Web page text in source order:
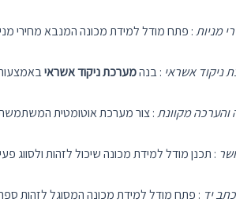
מניות: פתח מודל למידת מכונה המנבא מחירי
ניקוד אשראי : בנהמערכת ניקוד אשראי
מקוונת: צור מערכת אוטומטית המשתמשת
: תכנן מודל למידת מכונה שיכול לזהות ולסווג
יד